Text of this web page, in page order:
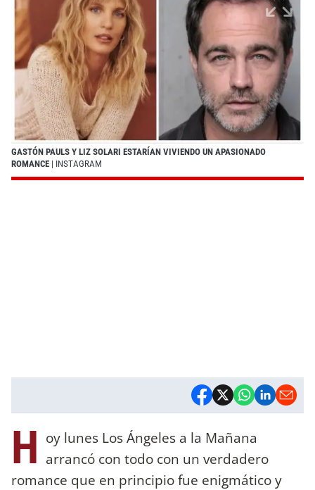
GASTÓN PAULS Y LIZ SOLARI ESTARÍAN VIVIENDO UN APASIONADO
ROMANCE | INSTAGRAM
H oy lunes Los Ángeles a la Mañana
arrancó con todo con un verdadero
romance que en principio fue enigmático y